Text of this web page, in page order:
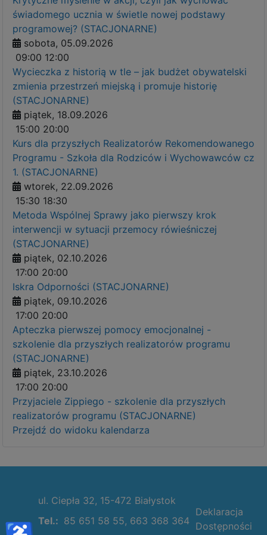
świadomego ucznia w świetle nowej podstawy
programowej? (STACJONARNE)
sobota, 05.09.2026
09:00 12:00
Wycieczka z historią w tle – jak budżet obywatelski
zmienia przestrzeń miejską i promuje historię
(STACJONARNE)
piątek, 18.09.2026
15:00 20:00
Kurs dla przyszłych Realizatorów Rekomendowanego
Programu - Szkoła dla Rodziców i Wychowawców cz
1. (STACJONARNE)
wtorek, 22.09.2026
15:30 18:30
Metoda Wspólnej Sprawy jako pierwszy krok
interwencji w sytuacji przemocy rówieśniczej
(STACJONARNE)
piątek, 02.10.2026
17:00 20:00
Iskra Odporności (STACJONARNE)
piątek, 09.10.2026
17:00 20:00
Apteczka pierwszej pomocy emocjonalnej -
szkolenie dla przyszłych realizatorów programu
(STACJONARNE)
piątek, 23.10.2026
17:00 20:00
Przyjaciele Zippiego - szkolenie dla przyszłych
realizatorów programu (STACJONARNE)
Przejdź do widoku kalendarza
ul. Ciepła 32, 15-472 Białystok
Tel.: 85 651 58 55, 663 368 364
Deklaracja
Dostępności